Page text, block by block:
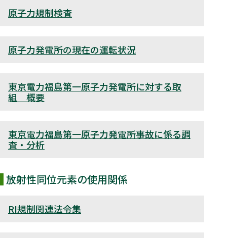
原子力規制検査
原子力発電所の現在の運転状況
東京電力福島第一原子力発電所に対する取
組 概要
東京電力福島第一原子力発電所事故に係る調
査・分析
放射性同位元素の使用関係
RI規制関連法令集